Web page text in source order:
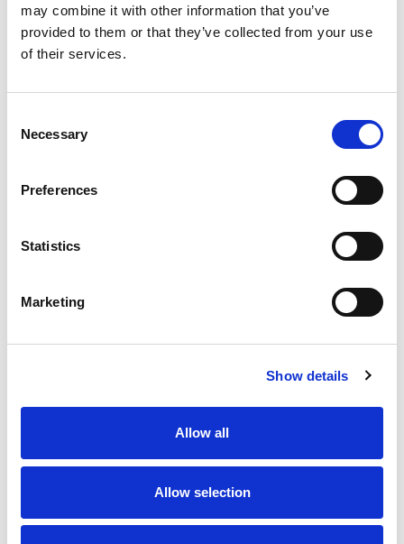
may combine it with other information that you’ve
provided to them or that they’ve collected from your use
of their services.
Selection
Necessary
Preferences
Statistics
Marketing
Show details
Allow all
Allow selection